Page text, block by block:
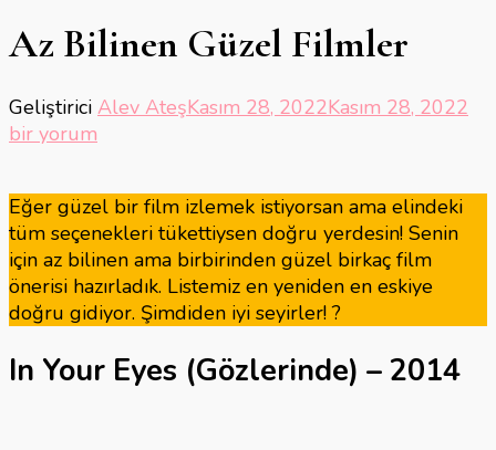
Az Bilinen Güzel Filmler
Geliştirici Alev AteşKasım 28, 2022Kasım 28, 2022
bir yorum
Eğer güzel bir film izlemek istiyorsan ama elindeki
tüm seçenekleri tükettiysen doğru yerdesin! Senin
için az bilinen ama birbirinden güzel birkaç film
önerisi hazırladık. Listemiz en yeniden en eskiye
doğru gidiyor. Şimdiden iyi seyirler! ?
In Your Eyes (Gözlerinde) – 2014